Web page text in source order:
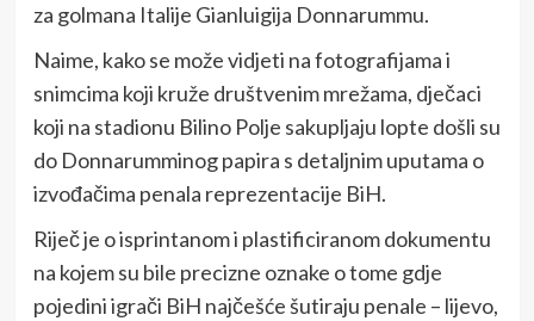
za golmana Italije Gianluigija Donnarummu.
Naime, kako se može vidjeti na fotografijama i
snimcima koji kruže društvenim mrežama, dječaci
koji na stadionu Bilino Polje sakupljaju lopte došli su
do Donnarumminog papira s detaljnim uputama o
izvođačima penala reprezentacije BiH.
Riječ je o isprintanom i plastificiranom dokumentu
na kojem su bile precizne oznake o tome gdje
pojedini igrači BiH najčešće šutiraju penale – lijevo,